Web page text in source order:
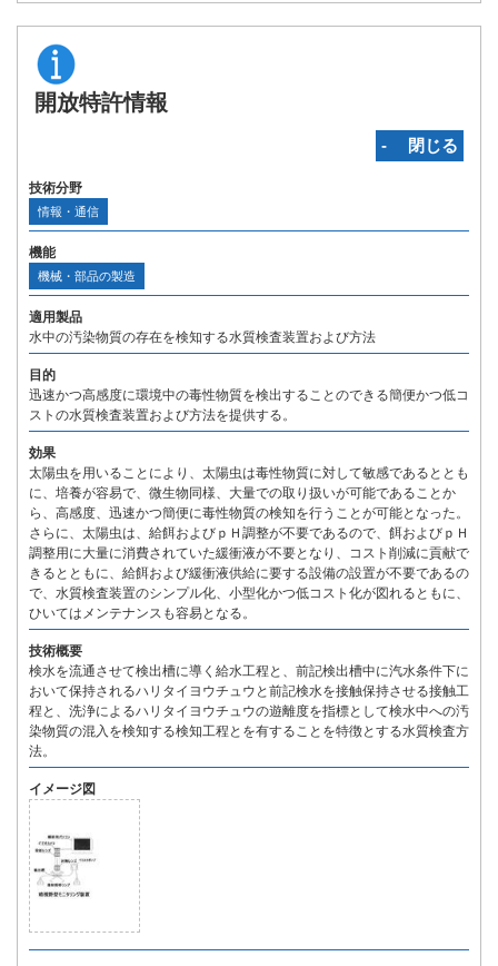
開放特許情報
‐ 閉じる
技術分野
情報・通信
機能
機械・部品の製造
適用製品
水中の汚染物質の存在を検知する水質検査装置および方法
目的
迅速かつ高感度に環境中の毒性物質を検出することのできる簡便かつ低コ
ストの水質検査装置および方法を提供する。
効果
太陽虫を用いることにより、太陽虫は毒性物質に対して敏感であるととも
に、培養が容易で、微生物同様、大量での取り扱いが可能であることか
ら、高感度、迅速かつ簡便に毒性物質の検知を行うことが可能となった。
さらに、太陽虫は、給餌およびｐＨ調整が不要であるので、餌およびｐＨ
調整用に大量に消費されていた緩衝液が不要となり、コスト削減に貢献で
きるとともに、給餌および緩衝液供給に要する設備の設置が不要であるの
で、水質検査装置のシンプル化、小型化かつ低コスト化が図れるともに、
ひいてはメンテナンスも容易となる。
技術概要
検水を流通させて検出槽に導く給水工程と、前記検出槽中に汽水条件下に
おいて保持されるハリタイヨウチュウと前記検水を接触保持させる接触工
程と、洗浄によるハリタイヨウチュウの遊離度を指標として検水中への汚
染物質の混入を検知する検知工程とを有することを特徴とする水質検査方
法。
イメージ図